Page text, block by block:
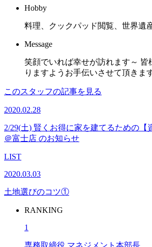
Hobby
料理、クックパッド閲覧、世界遺
Message
笑顔でいれば幸せが訪れます～ 皆
りますようお手伝いさせて頂きます
このスタッフの記事を見る
2020.02.28
2/29(土) 賢くお得に家を建てるための【
＠富士店 のお知らせ
LIST
2020.03.03
土地選びのコツ①
RANKING
1
専務取締役 マネジメント本部長